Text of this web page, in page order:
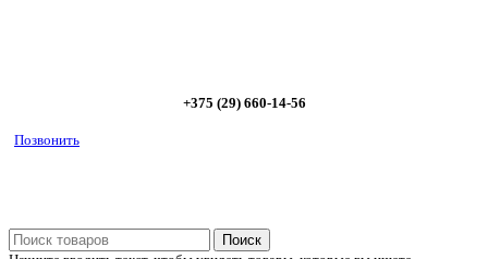
+375 (29) 660-14-56
Позвонить
Поиск